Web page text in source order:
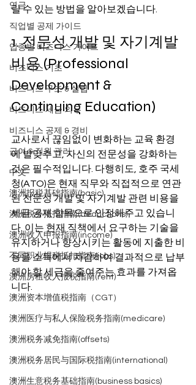
연금
직업별 공제 가이드
업종별 비즈니스 가이드
비즈니스 기초
비즈니스 구조 & 설립
비즈니스 세금 의무
비즈니스 공제 & 경비
급여 & 직원 관리
中文
澳洲报税基础指南(basic)
澳洲税务抵扣指南(deductions)
澳洲收入申报指南(income)
不同职业报税抵扣指南(jobs)
澳洲房租收入报税指南(rent)
澳洲资本增值税指南（CGT）
澳洲医疗与私人保险税务指南(medicare)
澳洲税务减免指南(offsets)
澳洲税务居民与国际税指南(international)
澳洲生意税务基础指南(business basics)
릴 수 있는 방법을 알아보겠습니다.
1. 전문성 개발 및 자기계발
비용 (Professional
Development &
Continuing Education)
교사로서 끊임없이 변화하는 교육 환경
에 발맞추고, 자신의 전문성을 강화하는
것은 필수적입니다. 다행히도, 호주 국세
청(ATO)은 현재 직무와 직접적으로 연관
된 전문성 개발 및 자기계발 관련 비용을
세금 공제 항목으로 인정해주고 있습니
다. 이는 현재 직책에서 요구하는 기술을
유지하거나 향상시키는 활동에 지출한 비
용을 소득에서 차감하여 결과적으로 납부
해야 할 세금을 줄여주는 효과를 가져옵
니다.